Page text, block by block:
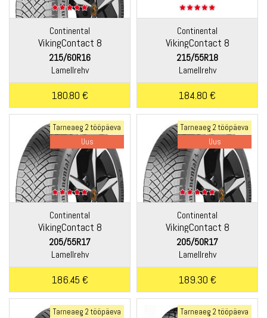
Continental
VikingContact 8
215/60R16
Lamellrehv
180.80 €
Continental
VikingContact 8
215/55R18
Lamellrehv
184.80 €
Tarneaeg 2 tööpäeva
Uus
Continental
VikingContact 8
205/55R17
Lamellrehv
186.45 €
Tarneaeg 2 tööpäeva
Uus
Continental
VikingContact 8
205/50R17
Lamellrehv
189.30 €
Tarneaeg 2 tööpäeva
Tarneaeg 2 tööpäeva